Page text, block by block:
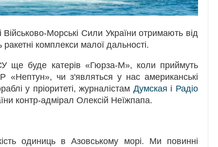
Військово-Морські Сили України отримають від
комплекси малої дальності.
ще буде катерів «Гюрза-М», коли приймуть
«Нептун», чи з'являться у нас американські
у пріоритеті, журналістам Думская і Радіо
контр-адмірал Олексій Неїжпапа.
одиниць в Азовському морі. Ми повинні